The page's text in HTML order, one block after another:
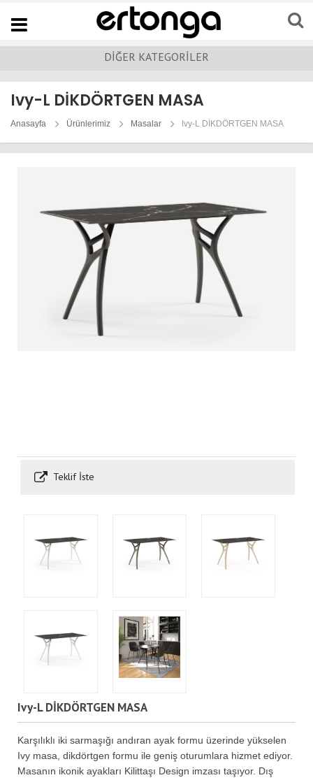
Navigation
DİĞER KATEGORİLER
Ivy-L DİKDÖRTGEN MASA
Anasayfa Ürünlerimiz Masalar Ivy-L DİKDÖRTGEN MASA
Teklif İste
Ivy-L DİKDÖRTGEN MASA
Karşılıklı iki sarmaşığı andıran ayak formu üzerinde yükselen
Ivy masa, dikdörtgen formu ile geniş oturumlara hizmet ediyor.
Masanın ikonik ayakları Kilittaşı Design imzası taşıyor. Dış